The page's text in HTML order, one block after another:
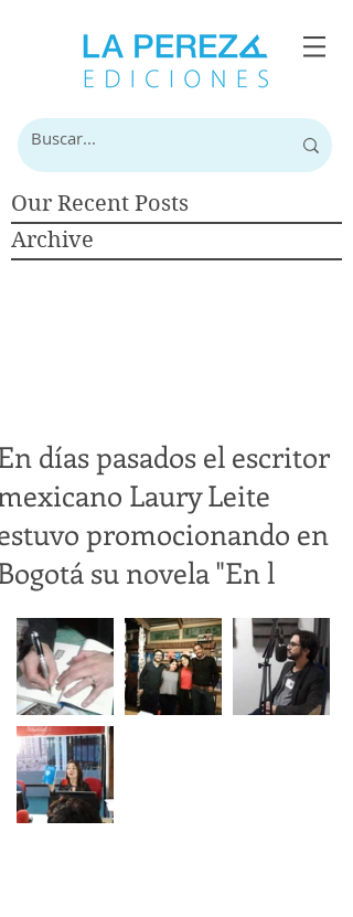
Our Recent Posts
Archive
días pasados el escritor
Laury Leite
promocionando en
su novela "En l